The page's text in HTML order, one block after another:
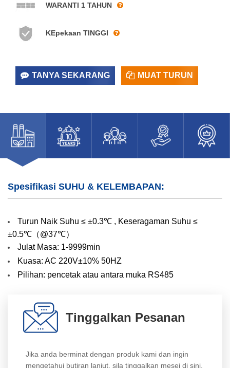
WARANTI 1 TAHUN
KEpekaan TINGGI
TANYA SEKARANG MUAT TURUN
Spesifikasi SUHU & KELEMBAPAN:
Turun Naik Suhu ≤ ±0.3℃ , Keseragaman Suhu ≤
±0.5℃（@37℃）
Julat Masa: 1-9999min
Kuasa: AC 220V±10% 50HZ
Pilihan: pencetak atau antara muka RS485
Tinggalkan Pesanan
Jika anda berminat dengan produk kami dan ingin
mengetahui butiran lanjut, sila tinggalkan mesej di sini,